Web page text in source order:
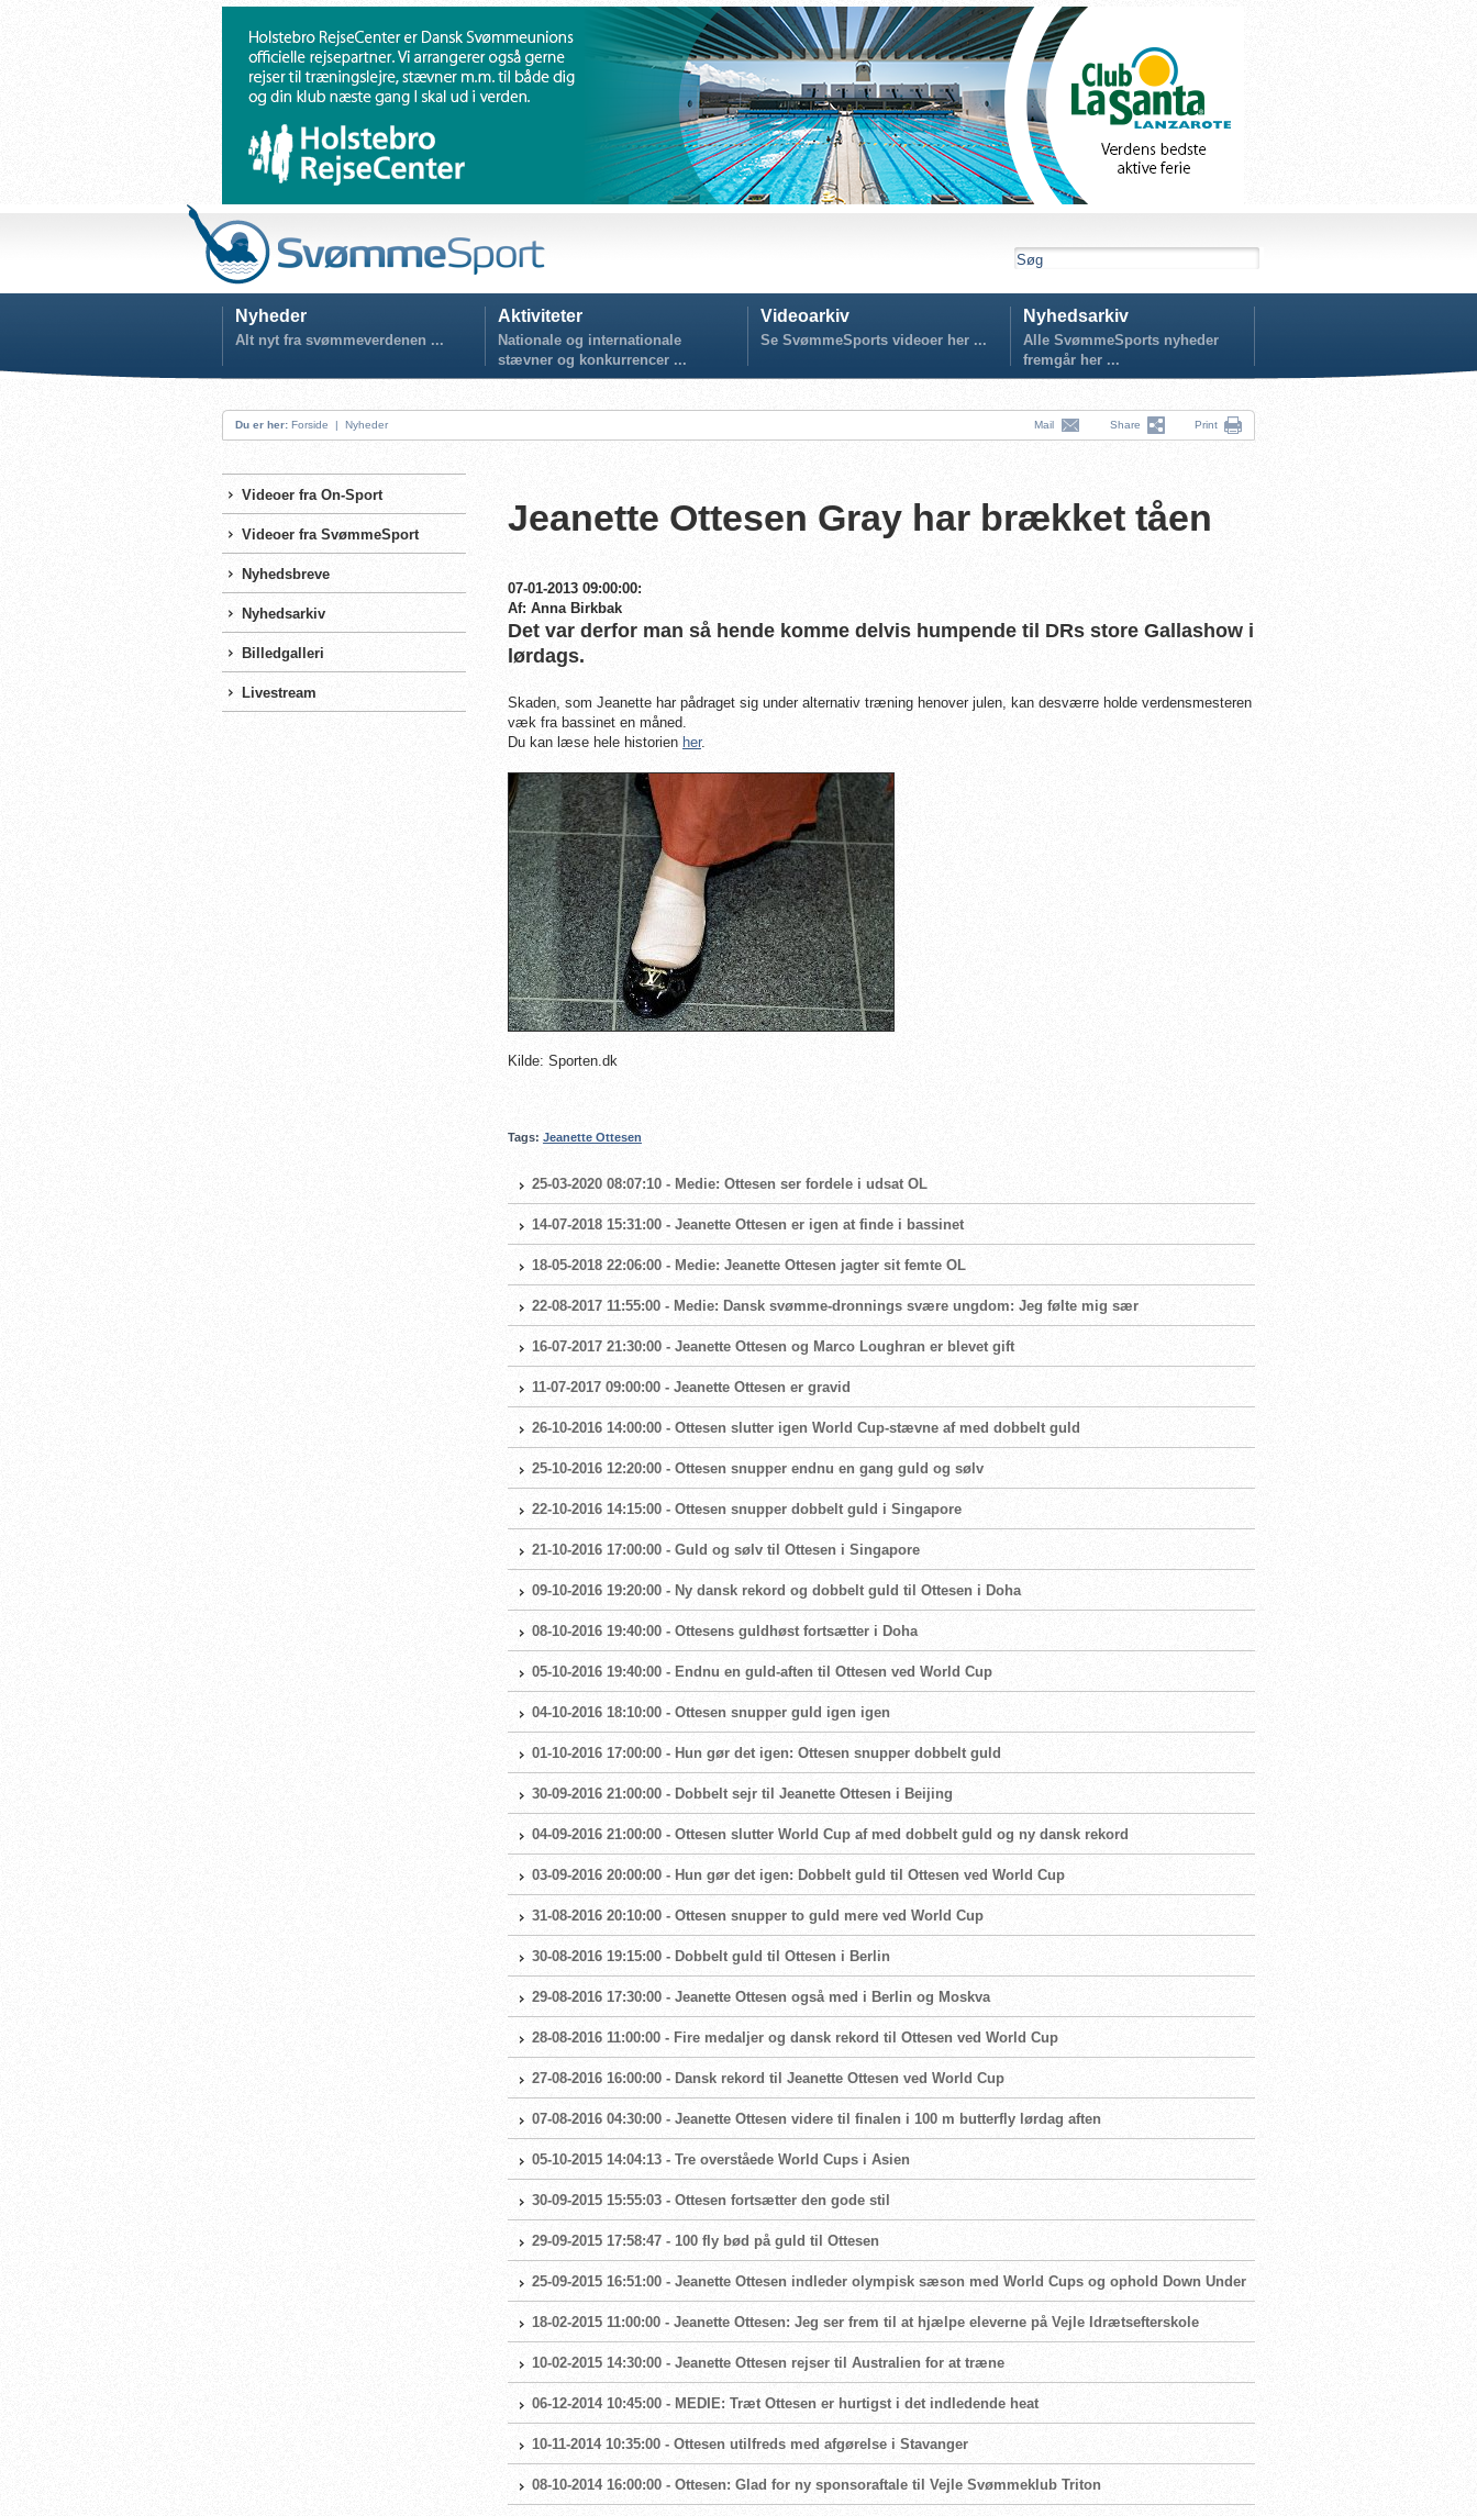
Nyheder
Alt nyt fra svømmeverdenen ...
Aktiviteter
Nationale og internationale
stævner og konkurrencer ...
Videoarkiv
Se SvømmeSports videoer her ...
Nyhedsarkiv
Alle SvømmeSports nyheder
fremgår her ...
Du er her: Forside | Nyheder Mail Share Print
Videoer fra On-Sport
Videoer fra SvømmeSport
Nyhedsbreve
Nyhedsarkiv
Billedgalleri
Livestream
Jeanette Ottesen Gray har brækket tåen
07-01-2013 09:00:00:
Af: Anna Birkbak
Det var derfor man så hende komme delvis humpende til DRs store Gallashow i
lørdags.
Skaden, som Jeanette har pådraget sig under alternativ træning henover julen, kan desværre holde verdensmesteren
væk fra bassinet en måned.
Du kan læse hele historien her.
Kilde: Sporten.dk
Tags: Jeanette Ottesen
25-03-2020 08:07:10 - Medie: Ottesen ser fordele i udsat OL
14-07-2018 15:31:00 - Jeanette Ottesen er igen at finde i bassinet
18-05-2018 22:06:00 - Medie: Jeanette Ottesen jagter sit femte OL
22-08-2017 11:55:00 - Medie: Dansk svømme-dronnings svære ungdom: Jeg følte mig sær
16-07-2017 21:30:00 - Jeanette Ottesen og Marco Loughran er blevet gift
11-07-2017 09:00:00 - Jeanette Ottesen er gravid
26-10-2016 14:00:00 - Ottesen slutter igen World Cup-stævne af med dobbelt guld
25-10-2016 12:20:00 - Ottesen snupper endnu en gang guld og sølv
22-10-2016 14:15:00 - Ottesen snupper dobbelt guld i Singapore
21-10-2016 17:00:00 - Guld og sølv til Ottesen i Singapore
09-10-2016 19:20:00 - Ny dansk rekord og dobbelt guld til Ottesen i Doha
08-10-2016 19:40:00 - Ottesens guldhøst fortsætter i Doha
05-10-2016 19:40:00 - Endnu en guld-aften til Ottesen ved World Cup
04-10-2016 18:10:00 - Ottesen snupper guld igen igen
01-10-2016 17:00:00 - Hun gør det igen: Ottesen snupper dobbelt guld
30-09-2016 21:00:00 - Dobbelt sejr til Jeanette Ottesen i Beijing
04-09-2016 21:00:00 - Ottesen slutter World Cup af med dobbelt guld og ny dansk rekord
03-09-2016 20:00:00 - Hun gør det igen: Dobbelt guld til Ottesen ved World Cup
31-08-2016 20:10:00 - Ottesen snupper to guld mere ved World Cup
30-08-2016 19:15:00 - Dobbelt guld til Ottesen i Berlin
29-08-2016 17:30:00 - Jeanette Ottesen også med i Berlin og Moskva
28-08-2016 11:00:00 - Fire medaljer og dansk rekord til Ottesen ved World Cup
27-08-2016 16:00:00 - Dansk rekord til Jeanette Ottesen ved World Cup
07-08-2016 04:30:00 - Jeanette Ottesen videre til finalen i 100 m butterfly lørdag aften
05-10-2015 14:04:13 - Tre overståede World Cups i Asien
30-09-2015 15:55:03 - Ottesen fortsætter den gode stil
29-09-2015 17:58:47 - 100 fly bød på guld til Ottesen
25-09-2015 16:51:00 - Jeanette Ottesen indleder olympisk sæson med World Cups og ophold Down Under
18-02-2015 11:00:00 - Jeanette Ottesen: Jeg ser frem til at hjælpe eleverne på Vejle Idrætsefterskole
10-02-2015 14:30:00 - Jeanette Ottesen rejser til Australien for at træne
06-12-2014 10:45:00 - MEDIE: Træt Ottesen er hurtigst i det indledende heat
10-11-2014 10:35:00 - Ottesen utilfreds med afgørelse i Stavanger
08-10-2014 16:00:00 - Ottesen: Glad for ny sponsoraftale til Vejle Svømmeklub Triton